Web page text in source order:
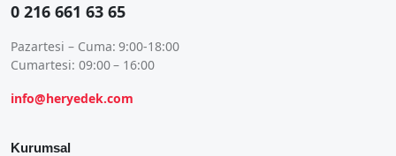
0 216 661 63 65
Pazartesi – Cuma: 9:00-18:00
Cumartesi: 09:00 – 16:00
info@heryedek.com
Kurumsal